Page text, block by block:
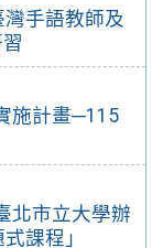
手語教師及
施計畫─115
北市立大學辦
課程」